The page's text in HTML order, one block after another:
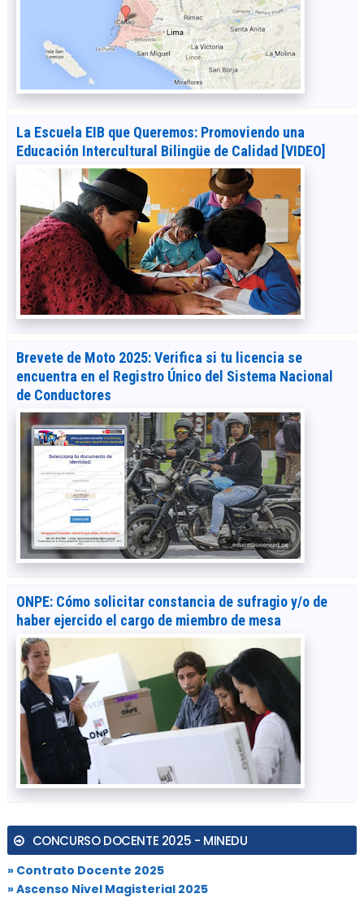
La Escuela EIB que Queremos: Promoviendo una
Educación Intercultural Bilingüe de Calidad [VIDEO]
Brevete de Moto 2025: Verifica si tu licencia se
encuentra en el Registro Único del Sistema Nacional
de Conductores
ONPE: Cómo solicitar constancia de sufragio y/o de
haber ejercido el cargo de miembro de mesa
CONCURSO DOCENTE 2025 - MINEDU
» Contrato Docente 2025
» Ascenso Nivel Magisterial 2025